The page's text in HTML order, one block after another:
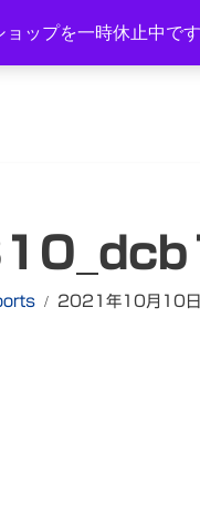
ップを一時休止中で
TEL：0577-34-
2021年10月10日